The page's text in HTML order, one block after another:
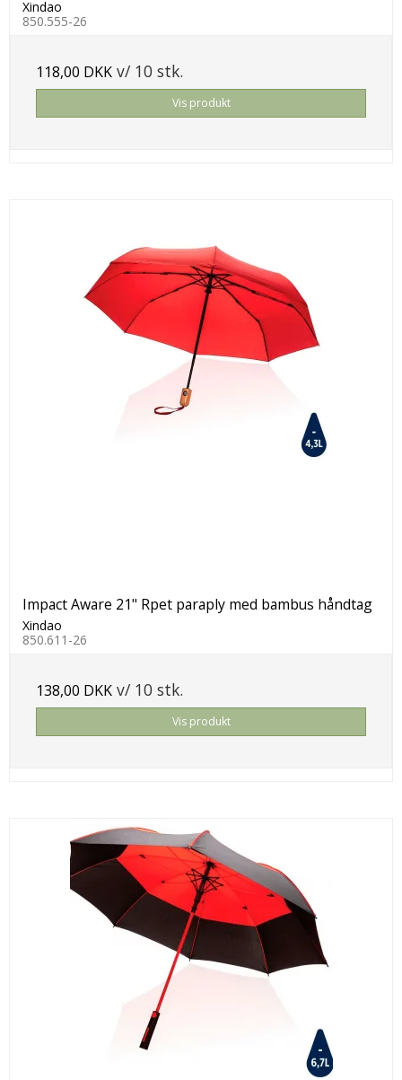
Xindao
850.555-26
118,00 DKK v/ 10 stk.
Vis produkt
Impact Aware 21" Rpet paraply med bambus håndtag
Xindao
850.611-26
138,00 DKK v/ 10 stk.
Vis produkt